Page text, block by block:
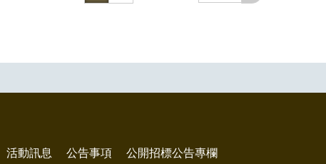
活動訊息 公告事項 公開招標公告專欄